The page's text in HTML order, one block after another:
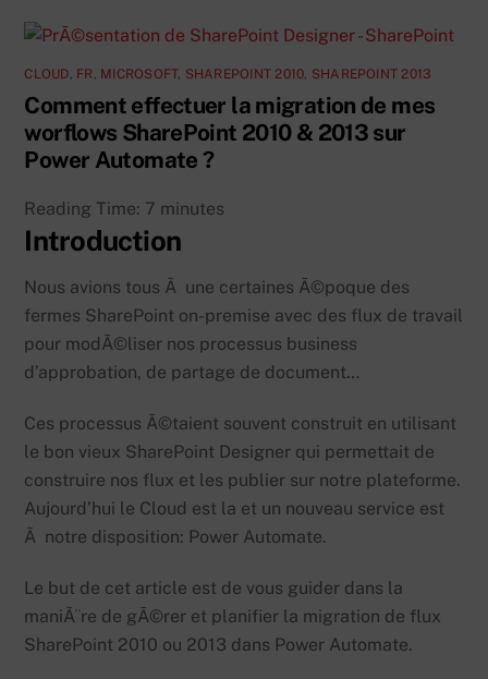
CLOUD FR MICROSOFT, SHAREPOINT 2010 SHAREPOINT 2013
Comment effectuer la migration de mes
worflows SharePoint 2010 & 2013 sur
Power Automate ?
Reading Time: 7 minutes
Introduction
Nous avions tous Ã une certaines Ã©poque des
fermes SharePoint on-premise avec des flux de travail
pour modÃ©liser nos processus business
d’approbation, de partage de document…
Ces processus Ã©taient souvent construit en utilisant
le bon vieux SharePoint Designer qui permettait de
construire nos flux et les publier sur notre plateforme.
Aujourd’hui le Cloud est la et un nouveau service est
Ã notre disposition: Power Automate.
Le but de cet article est de vous guider dans la
maniÃ¨re de gÃ©rer et planifier la migration de flux
SharePoint 2010 ou 2013 dans Power Automate.